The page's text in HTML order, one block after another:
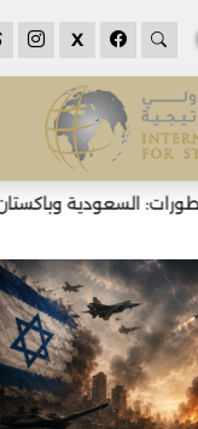
X
السعودية وباكستان
مضيق
هرمز بين